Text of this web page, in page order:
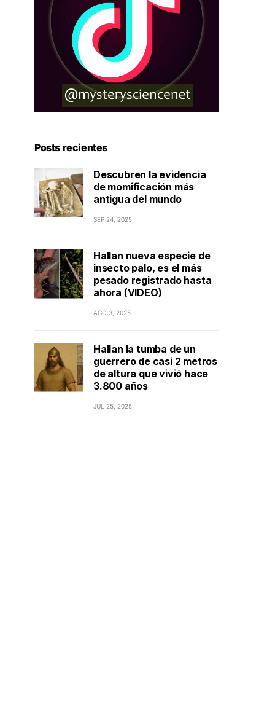
Posts recientes
Descubren la evidencia
de momificación más
antigua del mundo
SEP 24, 2025
Hallan nueva especie de
insecto palo, es el más
pesado registrado hasta
ahora (VIDEO)
AGO 3, 2025
Hallan la tumba de un
guerrero de casi 2 metros
de altura que vivió hace
3.800 años
JUL 25, 2025